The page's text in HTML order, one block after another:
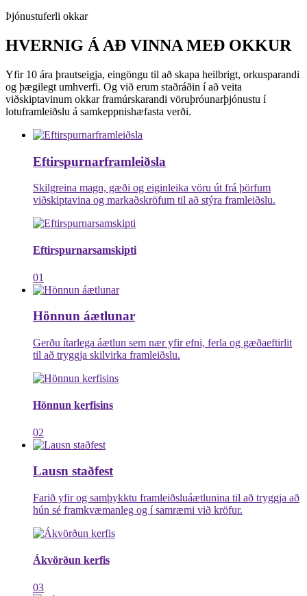
Þjónustuferli okkar
HVERNIG Á AÐ VINNA MEÐ OKKUR
Yfir 10 ára þrautseigja, eingöngu til að skapa heilbrigt, orkusparandi
og þægilegt umhverfi. Og við erum staðráðin í að veita
viðskiptavinum okkar framúrskarandi vöruþróunarþjónustu í
lotuframleiðslu á samkeppnishæfasta verði.
Eftirspurnarframleiðsla
Skilgreina magn, gæði og eiginleika vöru út frá þörfum
viðskiptavina og markaðskröfum til að stýra framleiðslu.
Eftirspurnarsamskipti
01
Hönnun áætlunar
Gerðu ítarlega áætlun sem nær yfir efni, ferla og gæðaeftirlit
til að tryggja skilvirka framleiðslu.
Hönnun kerfisins
02
Lausn staðfest
Farið yfir og samþykktu framleiðsluáætlunina til að tryggja að
hún sé framkvæmanleg og í samræmi við kröfur.
Ákvörðun kerfis
03